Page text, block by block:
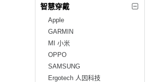
智慧穿戴
Apple
GARMIN
MI 小米
OPPO
SAMSUNG
Ergotech 人因科技